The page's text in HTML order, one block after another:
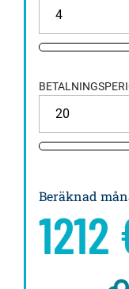
Beräknad
1212